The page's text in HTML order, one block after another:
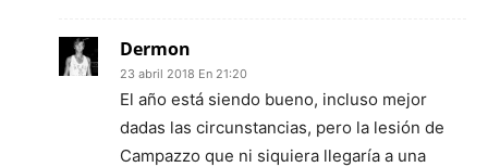
Dermon
23 abril 2018 En 21:20
El año está siendo bueno, incluso mejor
dadas las circunstancias, pero la lesión de
Campazzo que ni siquiera llegaría a una